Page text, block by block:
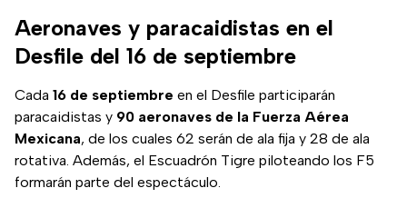
Aeronaves y paracaidistas en el
Desfile del 16 de septiembre
Cada 16 de septiembre en el Desfile participarán
paracaidistas y 90 aeronaves de la Fuerza Aérea
Mexicana, de los cuales 62 serán de ala fija y 28 de ala
rotativa. Además, el Escuadrón Tigre piloteando los F5
formarán parte del espectáculo.